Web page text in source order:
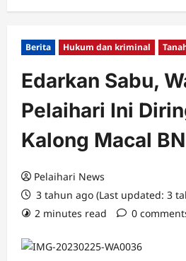
Berita Hukum dan kriminal
Edarkan Sabu,
Pelaihari Ini
Kalong Macal
Pelaihari News
3 tahun ago (Last updated: 3
2 minutes read
0